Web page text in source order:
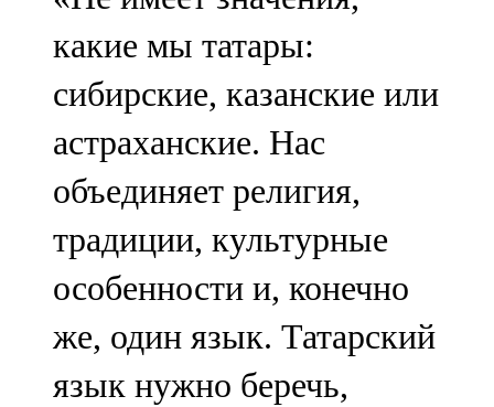
какие мы татары:
сибирские, казанские или
астраханские. Нас
объединяет религия,
традиции, культурные
особенности и, конечно
же, один язык. Татарский
язык нужно беречь,